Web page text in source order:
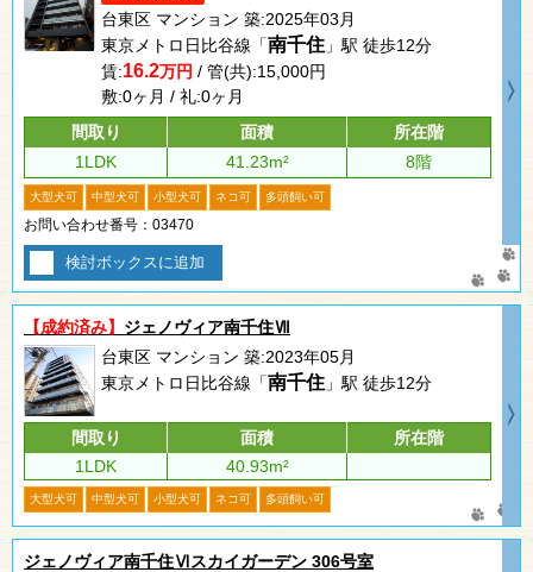
台東区 マンション 築:2025年03月
東京メトロ日比谷線「南千住 」駅 徒歩12分
賃:16.2万円 / 管(共):15,000円
敷:0ヶ月 / 礼:0ヶ月
間取り
面積
所在階
1LDK
41.23m² 8階
大型犬可 中型犬可 小型犬可 ネコ可 多頭飼い可
お問い合わせ番号：03470
検討ボックスに追加
【成約済み】 ジェノヴィア南千住Ⅶ
台東区 マンション 築:2023年05月
東京メトロ日比谷線「南千住 」駅 徒歩12分
間取り 面積
所在階
1LDK
40.93m²
大型犬可 中型犬可 小型犬可 ネコ可 多頭飼い可
ジェノヴィア南千住Ⅵスカイガーデン 306号室